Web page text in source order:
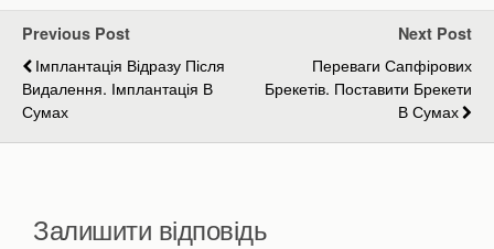
Previous Post
Імплантація Відразу Після
Видалення. Імплантація В
Сумах
Next Post
Переваги Сапфірових
Брекетів. Поставити Брекети
В Сумах
Залишити відповідь